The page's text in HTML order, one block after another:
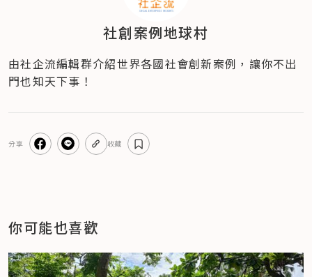
社創案例地球村
由社企流編輯群介紹世界各國社會創新案例，讓你不出
門也知天下事！
分享 收藏
你可能也喜歡